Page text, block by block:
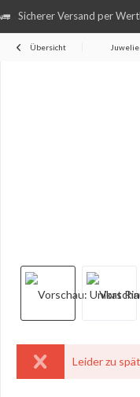
Sicherer Versand per
Übersicht
Leider zu